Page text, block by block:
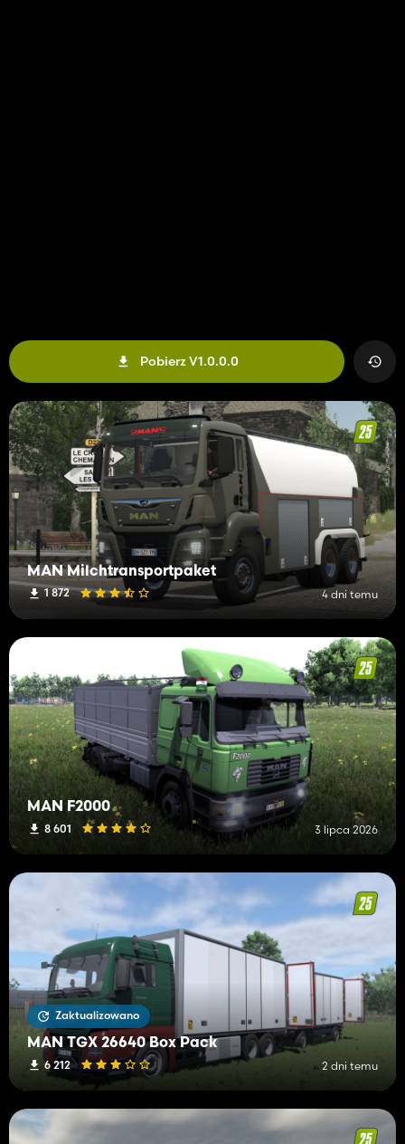
Pobierz V1.0.0.0
MAN Milchtransportpaket
1 872 4 dni temu
MAN F2000
8 601 3 lipca 2026
Zaktualizowano
MAN TGX 26640 Box Pack
6 212 2 dni temu